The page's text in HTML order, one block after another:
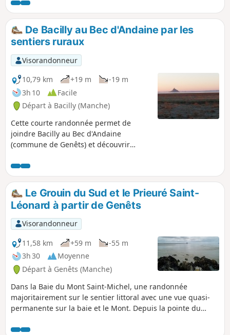
De Bacilly au Bec d'Andaine par les
sentiers ruraux
Visorandonneur
10,79 km
+19 m
-19 m
3h 10
Facile
Départ à Bacilly (Manche)
Cette courte randonnée permet de
joindre Bacilly au Bec d'Andaine
(commune de Genêts) et découvrir
Michel sur les grèves et les herbus.
L'idéal est de la pratiquer le matin au
lever du soleil sur la baie ou le soir au
coucher du soleil.
Le Grouin du Sud et le Prieuré Saint-
Léonard à partir de Genêts
Visorandonneur
11,58 km
+59 m
-55 m
3h 30
Moyenne
Départ à Genêts (Manche)
Dans la Baie du Mont Saint-Michel, une randonnée
majoritairement sur le sentier littoral avec une vue quasi-
permanente sur la baie et le Mont. Depuis la pointe du
superbe. Une boucle dans les terres permet de visiter la